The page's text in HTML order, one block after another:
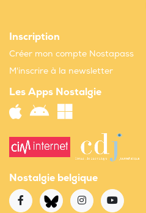
Inscription
Créer mon compte Nostapass
M'inscrire à la newsletter
Les Apps Nostalgie
Nostalgie belgique